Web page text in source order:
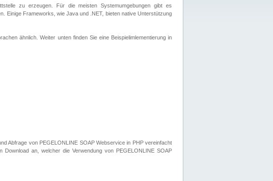
zu erzeugen. Für die meisten Systemumgebungen gibt es
Einige Frameworks, wie Java und .NET, bieten native Unterstützung
ähnlich. Weiter unten finden Sie eine Beispielimlementierung in
Abfrage von PEGELONLINE SOAP Webservice in PHP vereinfacht
Download an, welcher die Verwendung von PEGELONLINE SOAP